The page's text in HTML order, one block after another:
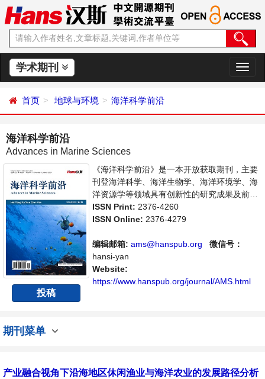
学术期刊
切
换
首页 地球与环境 海洋科学前沿
海洋科学前沿
Advances in Marine Sciences
投稿
《海洋科学前沿》是一本开放获取期刊，主要
刊登海洋科学、海洋生物学、海洋环境学、海
洋资源学等领域具有创新性的研究成果及前沿
报道，旨在给世界范围内的科学家、学者、科
研人员提供一个传播、分享和讨论海洋科学领
ISSN Print: 2376-4260
ISSN Online: 2376-4279
编辑邮箱: ams@hanspub.org
微信号：
hansi-yan
Website:
https://www.hanspub.org/journal/AMS.html
期刊菜单
产业融合视角下沿海地区休闲渔业与海洋农业的发展路径分析